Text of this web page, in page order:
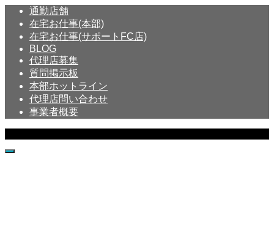
通勤店舗
在宅お仕事(本部)
在宅お仕事(サポートFC店)
BLOG
代理店募集
質問掲示板
本部ホットライン
代理店問い合わせ
事業者概要